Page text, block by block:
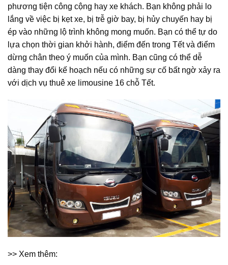
phương tiện công cộng hay xe khách. Bạn không phải lo
lắng về việc bị kẹt xe, bị trễ giờ bay, bị hủy chuyến hay bị
ép vào những lộ trình không mong muốn. Bạn có thể tự do
lựa chọn thời gian khởi hành, điểm đến trong Tết và điểm
dừng chân theo ý muốn của mình. Bạn cũng có thể dễ
dàng thay đổi kế hoạch nếu có những sự cố bất ngờ xảy ra
với dịch vụ thuê xe limousine 16 chỗ Tết.
>> Xem thêm: